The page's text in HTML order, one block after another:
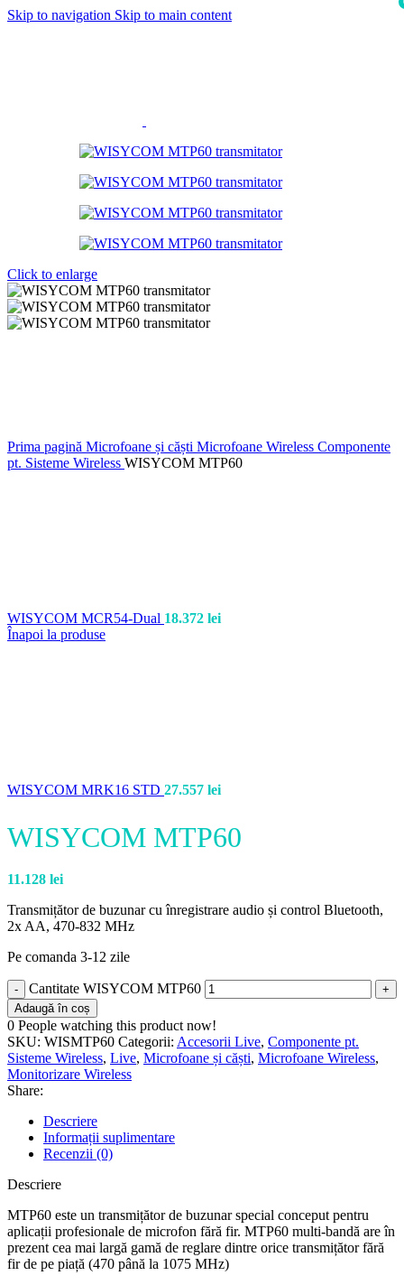
Skip to navigation Skip to main content
Click to enlarge
Prima pagină Microfoane și căști Microfoane Wireless Componente
pt. Sisteme Wireless WISYCOM MTP60
WISYCOM MCR54-Dual 18.372 lei
Înapoi la produse
WISYCOM MRK16 STD 27.557 lei
WISYCOM MTP60
11.128 lei
Transmițător de buzunar cu înregistrare audio și control Bluetooth,
2x AA, 470-832 MHz
Pe comanda 3-12 zile
Cantitate WISYCOM MTP60
Adaugă în coș
0 People watching this product now!
SKU: WISMTP60 Categorii: Accesorii Live, Componente pt.
Sisteme Wireless, Live, Microfoane și căști, Microfoane Wireless,
Monitorizare Wireless
Share:
Descriere
Informații suplimentare
Recenzii (0)
Descriere
MTP60 este un transmițător de buzunar special conceput pentru
aplicații profesionale de microfon fără fir. MTP60 multi-bandă are în
prezent cea mai largă gamă de reglare dintre orice transmițător fără
fir de pe piață (470 până la 1075 MHz)